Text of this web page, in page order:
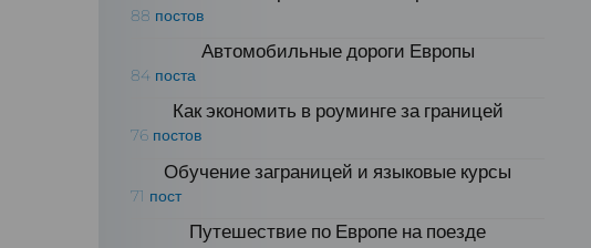
88 постов
Автомобильные дороги Европы
84 поста
Как экономить в роуминге за границей
76 постов
Обучение заграницей и языковые курсы
71 пост
Путешествие по Европе на поезде